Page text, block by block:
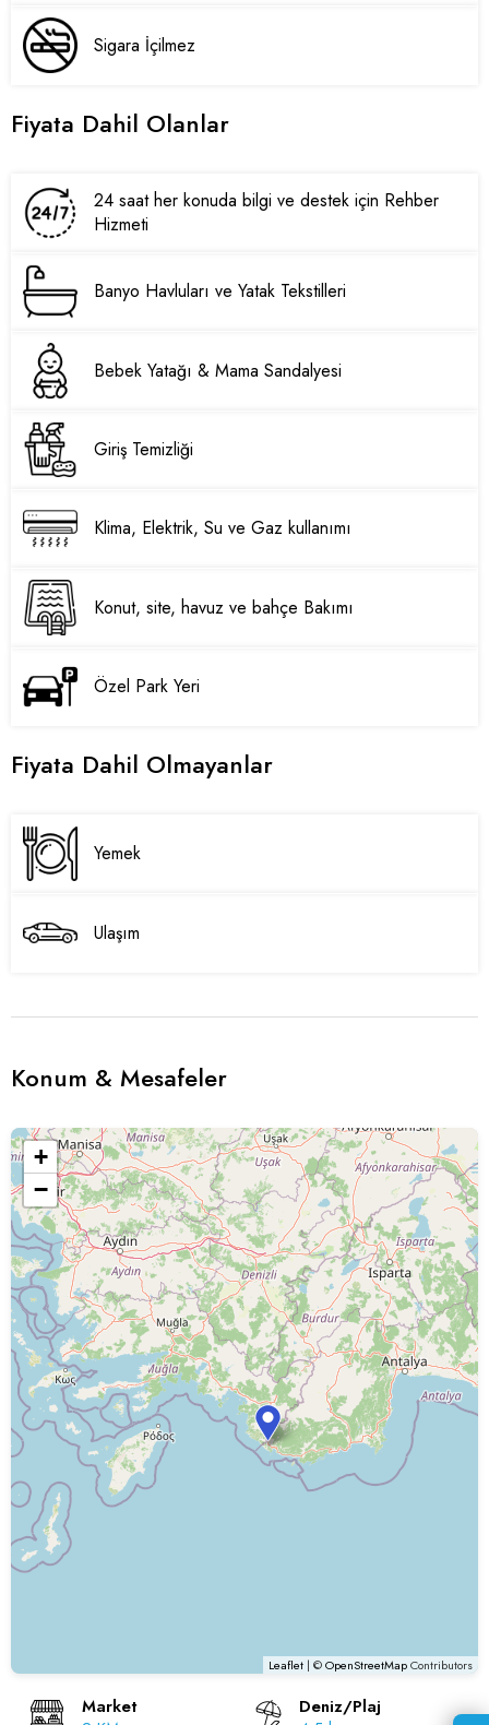
Sigara İçilmez
Fiyata Dahil Olanlar
24 saat her konuda bilgi ve destek için Rehber
Hizmeti
Banyo Havluları ve Yatak Tekstilleri
Bebek Yatağı & Mama Sandalyesi
Giriş Temizliği
Klima, Elektrik, Su ve Gaz kullanımı
Konut, site, havuz ve bahçe Bakımı
Özel Park Yeri
Fiyata Dahil Olmayanlar
Yemek
Ulaşım
Konum & Mesafeler
+
−
Leaflet | ©OpenStreetMapContributors
Market
Deniz/Plaj